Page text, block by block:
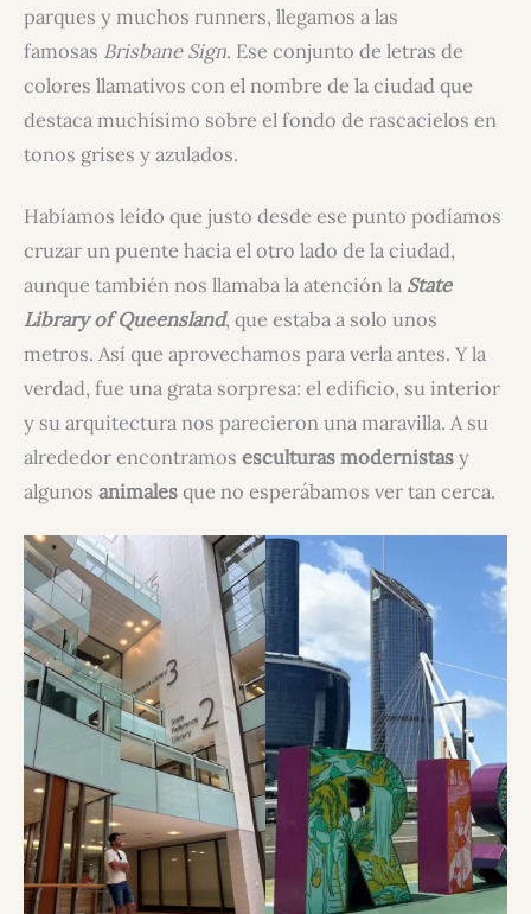
parques y muchos runners, llegamos a las
famosas Brisbane Sign. Ese conjunto de letras de
colores llamativos con el nombre de la ciudad que
destaca muchísimo sobre el fondo de rascacielos en
tonos grises y azulados.
Habíamos leído que justo desde ese punto podíamos
cruzar un puente hacia el otro lado de la ciudad,
aunque también nos llamaba la atención la State
Library of Queensland, que estaba a solo unos
metros. Así que aprovechamos para verla antes. Y la
verdad, fue una grata sorpresa: el edificio, su interior
y su arquitectura nos parecieron una maravilla. A su
alrededor encontramos esculturas modernistasy
algunos animalesque no esperábamos ver tan cerca.